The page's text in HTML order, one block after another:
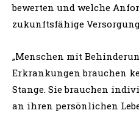
bewerten und welche
zukunftsfähige
„Menschen mit
Erkrankungen brauchen
Stange. Sie brauchen
an ihren persönlichen